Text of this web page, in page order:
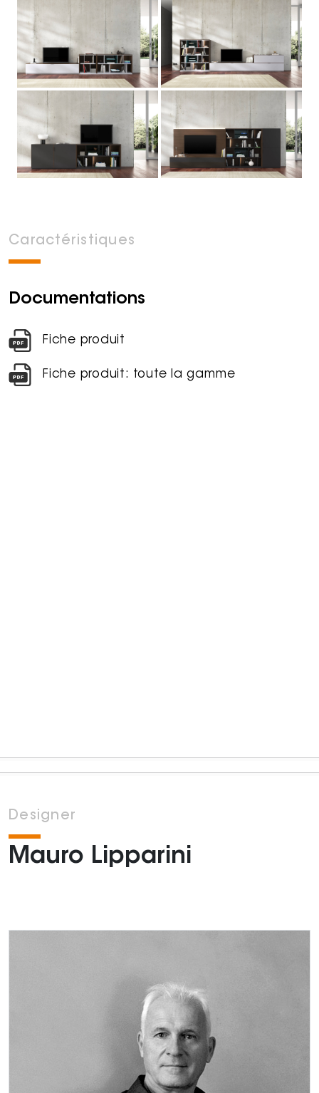
Caractéristiques
Documentations
Fiche produit
Fiche produit: toute la gamme
Designer
Mauro Lipparini